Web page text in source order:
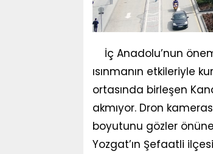
İç Anadolu’nun
ısınmanın etkileriyle
ortasında birleşen
akmıyor. Dron
boyutunu gözler
Yozgat’ın Şefaatli